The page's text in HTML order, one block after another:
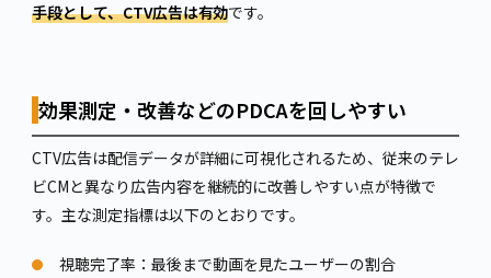
手段として、CTV広告は有効です。
効果測定・改善などのPDCAを回しやすい
CTV広告は配信データが詳細に可視化されるため、従来のテレ
ビCMと異なり広告内容を継続的に改善しやすい点が特徴で
す。主な測定指標は以下のとおりです。
視聴完了率：最後まで動画を見たユーザーの割合